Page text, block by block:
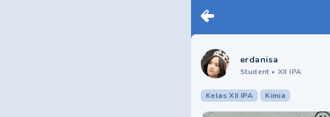
erdanisa
Student • XII IPA
Kelas XII IPA Kimia